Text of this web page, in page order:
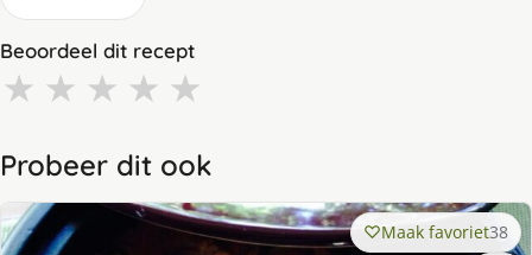
Beoordeel dit recept
★ ★ ★ ★ ★
Probeer dit ook
Maak favoriet38